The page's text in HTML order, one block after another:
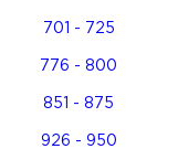
701 - 725
776 - 800
851 - 875
926 - 950